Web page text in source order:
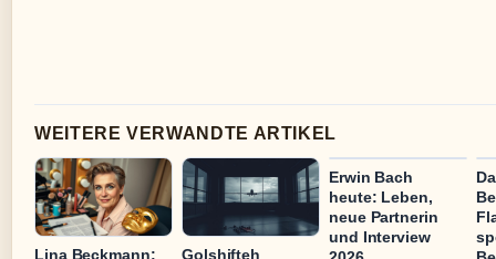
WEITERE VERWANDTE ARTIKEL
Lina Beckmann: Golshifteh
Erwin Bach
heute: Leben,
neue Partnerin
und Interview